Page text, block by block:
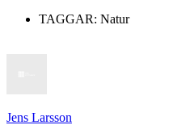
TAGGAR: Natur
Jens Larsson